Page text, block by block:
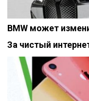
ASUS Zenbook 16 Air с
– это не просто
производительность,
возможности и
воедино, создавая
можно назвать лучшим